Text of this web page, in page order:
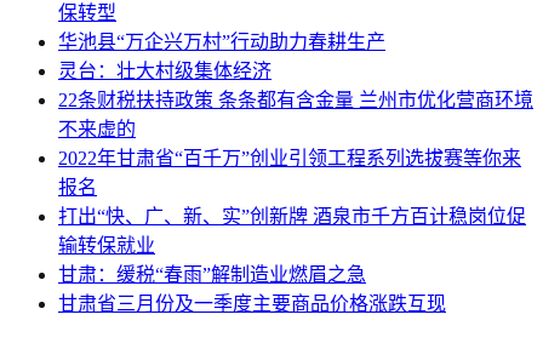
保转型
华池县“万企兴万村”行动助力春耕生产
灵台：壮大村级集体经济
22条财税扶持政策 条条都有含金量 兰州市优化营商环境
不来虚的
2022年甘肃省“百千万”创业引领工程系列选拔赛等你来
报名
打出“快、广、新、实”创新牌 酒泉市千方百计稳岗位促
输转保就业
甘肃：缓税“春雨”解制造业燃眉之急
甘肃省三月份及一季度主要商品价格涨跌互现